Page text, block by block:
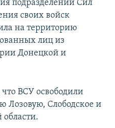
подразделений Сил
своих войск
на территорию
лиц из
Донецкой и
что ВСУ освободили
Лозовую, Слободское и